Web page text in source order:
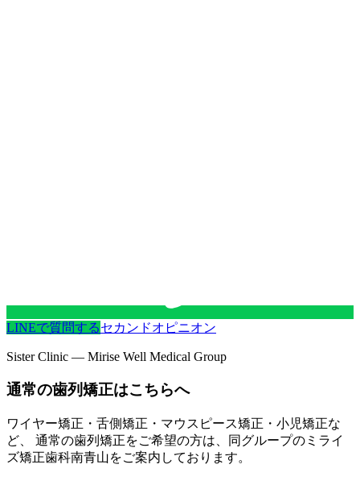
LINEで質問するセカンドオピニオン
Sister Clinic — Mirise Well Medical Group
通常の歯列矯正はこちらへ
ワイヤー矯正・舌側矯正・マウスピース矯正・小児矯正な
ど、 通常の歯列矯正をご希望の方は、同グループの ミライ
ズ矯正歯科南青山をご案内しております。